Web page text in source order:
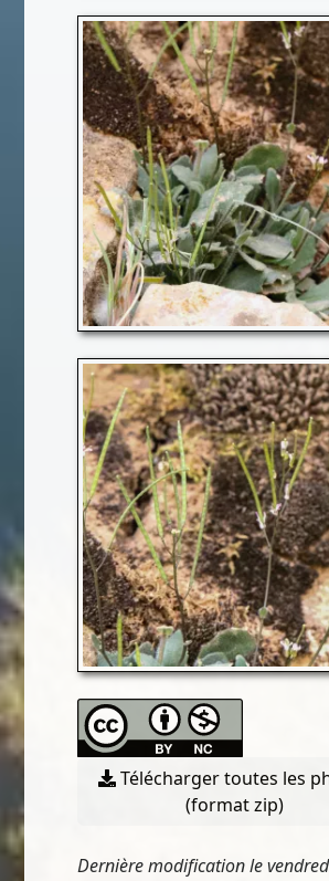
Télécharger toutes les
(format zip)
Dernière modification le